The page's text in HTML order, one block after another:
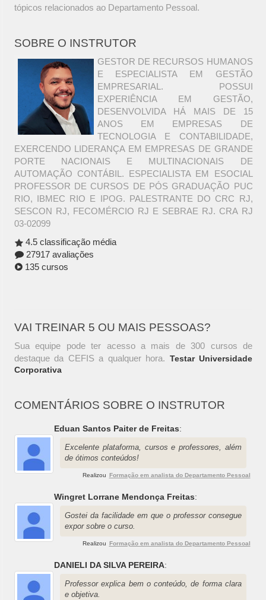
tópicos relacionados ao Departamento Pessoal.
SOBRE O INSTRUTOR
GESTOR DE RECURSOS HUMANOS
E ESPECIALISTA EM GESTÃO
EMPRESARIAL. POSSUI
EXPERIÊNCIA EM GESTÃO,
DESENVOLVIDA HÁ MAIS DE 15
ANOS EM EMPRESAS DE
TECNOLOGIA E CONTABILIDADE,
EXERCENDO LIDERANÇA EM EMPRESAS DE GRANDE
PORTE NACIONAIS E MULTINACIONAIS DE
AUTOMAÇÃO CONTÁBIL. ESPECIALISTA EM ESOCIAL
PROFESSOR DE CURSOS DE PÓS GRADUAÇÃO PUC
RIO, IBMEC RIO E IPOG. PALESTRANTE DO CRC RJ,
SESCON RJ, FECOMÉRCIO RJ E SEBRAE RJ. CRA RJ
03-02099
4.5 classificação média
27917 avaliações
135 cursos
VAI TREINAR 5 OU MAIS PESSOAS?
Sua equipe pode ter acesso a mais de 300 cursos de
destaque da CEFIS a qualquer hora. Testar Universidade
Corporativa
COMENTÁRIOS SOBRE O INSTRUTOR
Eduan Santos Paiter de Freitas:
Excelente plataforma, cursos e professores, além
de ótimos conteúdos!
Realizou Formação em analista do Departamento Pessoal
Wingret Lorrane Mendonça Freitas:
Gostei da facilidade em que o professor consegue
expor sobre o curso.
Realizou Formação em analista do Departamento Pessoal
DANIELI DA SILVA PEREIRA:
Professor explica bem o conteúdo, de forma clara
e objetiva.